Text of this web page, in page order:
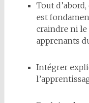
Tout
est
craindre ni le
apprenants
Intégrer